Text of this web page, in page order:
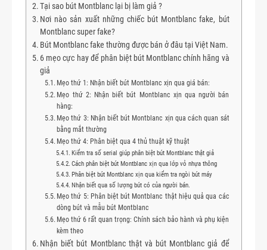
Tại sao bút Montblanc lại bị làm giả ?
Nơi nào sản xuất những chiếc bút Montblanc fake, bút
Montblanc super fake?
Bút Montblanc fake thường được bán ở đâu tại Việt Nam.
6 mẹo cực hay để phân biệt bút Montblanc chính hãng và
giả
Mẹo thứ 1: Nhận biết bút Montblanc xịn qua giá bán:
Mẹo thứ 2: Nhận biết bút Montblanc xịn qua người bán
hàng:
Mẹo thứ 3: Nhận biết bút Montblanc xịn qua cách quan sát
bằng mắt thường
Mẹo thứ 4: Phân biệt qua 4 thủ thuật kỹ thuật
Kiểm tra số serial giúp phân biệt bút Montblanc thật giả
Cách phân biệt bút Montblanc xịn qua lớp vỏ nhựa thông
Phân biệt bút Montblanc xịn qua kiểm tra ngòi bút máy
Nhận biết qua số lượng bút có của người bán.
Mẹo thứ 5: Phân biệt bút Montblanc thật hiệu quả qua các
dòng bút và mẫu bút Montblanc
Mẹo thứ 6 rất quan trọng: Chính sách bảo hành và phụ kiện
kèm theo
Nhận biết bút Montblanc thật và bút Montblanc giả để